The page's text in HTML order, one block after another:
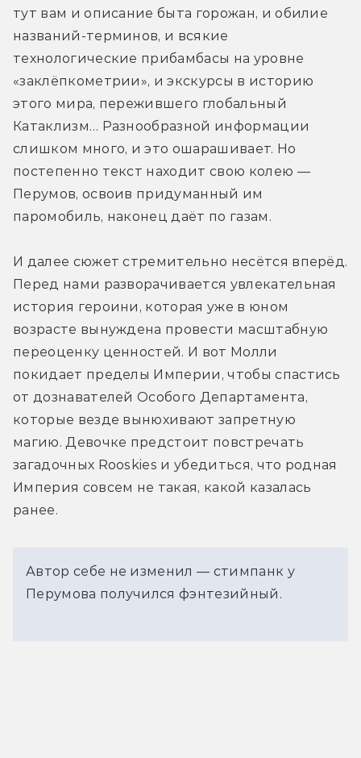
тут вам и описание быта горожан, и обилие
названий-терминов, и всякие
технологические прибамбасы на уровне
«заклёпкометрии», и экскурсы в историю
этого мира, пережившего глобальный
Катаклизм… Разнообразной информации
слишком много, и это ошарашивает. Но
постепенно текст находит свою колею —
Перумов, освоив придуманный им
паромобиль, наконец даёт по газам.
И далее сюжет стремительно несётся вперёд.
Перед нами разворачивается увлекательная
история героини, которая уже в юном
возрасте вынуждена провести масштабную
переоценку ценностей. И вот Молли
покидает пределы Империи, чтобы спастись
от дознавателей Особого Департамента,
которые везде вынюхивают запретную
магию. Девочке предстоит повстречать
загадочных Rooskies и убедиться, что родная
Империя совсем не такая, какой казалась
ранее.
Автор себе не изменил — стимпанк у
Перумова получился фэнтезийный.